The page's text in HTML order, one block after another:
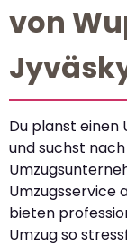
von
Du planst einen
und suchst
Umzugsservice
bieten
Umzug so